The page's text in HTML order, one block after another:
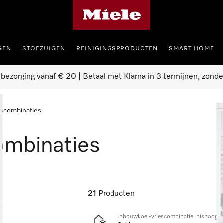
STOFZUIGEN REINIGINGSPRODUCTEN SMART HOME
vanaf € 20 | Betaal met Klarna in 3 termijnen,
21 Producten
Inbouwkoel-vriescombinatie, nishoogte